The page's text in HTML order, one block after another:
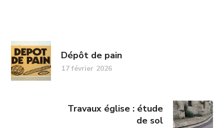
Dépôt de pain
17 février 2026
Travaux église : étude
de sol